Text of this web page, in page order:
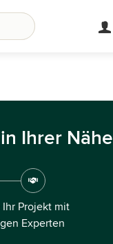
Ihrer Nähe
Projekt mit
Experten